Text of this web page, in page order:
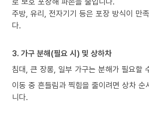
주방, 유리, 전자기기 등은 포장 방식이 만
다.
3. 가구 분해(필요 시) 및 상하차
침대, 큰 장롱, 일부 가구는 분해가 필요할
이동 중 흔들림과 찍힘을 줄이려면 상차 순
니다.